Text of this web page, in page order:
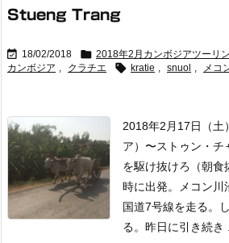
Stueng Trang
 18/02/2018  2018年2月カンボジアツーリ
カンボジア , クラチエ  kratie , snuol , メコ
2018年2月17日（
ア）〜ストゥン・チ
を駆け抜けろ（朝食
時に出発。メコン川
国道7号線を走る。
る。昨日に引き続き